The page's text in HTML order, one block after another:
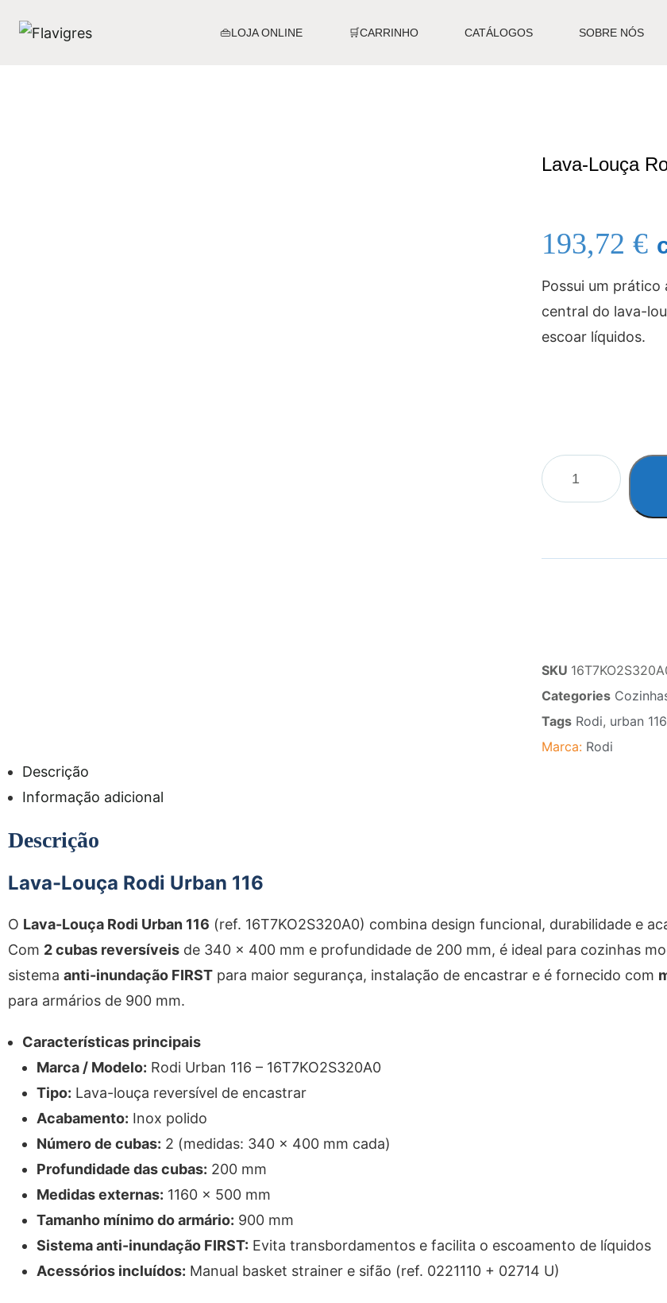
👜LOJA ONLINE 🛒CARRINHO CATÁLOGOS SOBRE NÓS
Lava-Louça
193,72 €
Possui um prático
central do lava-
escoar líquidos.
SKU
Categories
Tags Rodi, urban 116
Marca: Rodi
Descrição
Informação adicional
Descrição
Lava-Louça Rodi Urban 116
O Lava-Louça Rodi Urban 116 (ref. 16T7KO2S320A0) combina design funcional, durabilidade e
Com 2 cubas reversíveis de 340 x 400 mm e profundidade de 200 mm, é ideal para cozinhas
sistema anti-inundação FIRST para maior segurança, instalação de encastrar e é fornecido com
para armários de 900 mm.
Características principais
Marca / Modelo: Rodi Urban 116 – 16T7KO2S320A0
Tipo: Lava-louça reversível de encastrar
Acabamento: Inox polido
Número de cubas: 2 (medidas: 340 x 400 mm cada)
Profundidade das cubas: 200 mm
Medidas externas: 1160 x 500 mm
Tamanho mínimo do armário: 900 mm
Sistema anti-inundação FIRST: Evita transbordamentos e facilita o escoamento de líquidos
Acessórios incluídos: Manual basket strainer e sifão (ref. 0221110 + 02714 U)